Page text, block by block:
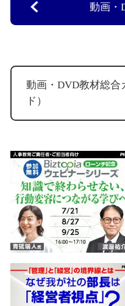
動画・
動画・DVD教材総合
ド）